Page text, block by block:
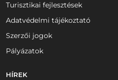
Turisztikai fejlesztések
Adatvédelmi tájékoztató
Szerzői jogok
Pályázatok
HÍREK